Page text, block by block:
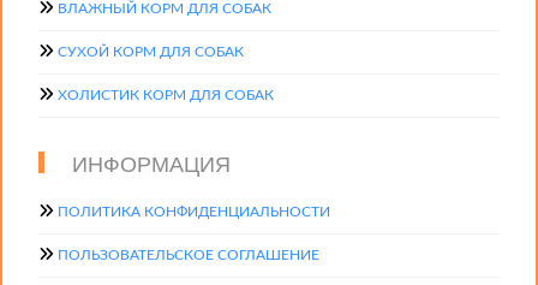
ВЛАЖНЫЙ КОРМ ДЛЯ СОБАК
СУХОЙ КОРМ ДЛЯ СОБАК
ХОЛИСТИК КОРМ ДЛЯ СОБАК
ИНФОРМАЦИЯ
ПОЛИТИКА КОНФИДЕНЦИАЛЬНОСТИ
ПОЛЬЗОВАТЕЛЬСКОЕ СОГЛАШЕНИЕ